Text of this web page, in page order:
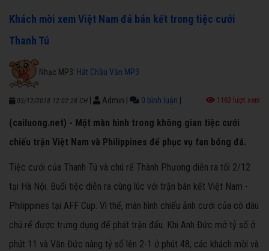
Khách mời xem Việt Nam đá bán kết trong tiệc cưới
Thanh Tú
Nhạc MP3: Hát Chầu Văn MP3
03/12/2018 12:02:28 CH Admin 0 bình luận 1163 lượt xem
(cailuong.net) - Một màn hình trong không gian tiệc cưới
chiếu trận Việt Nam và Philippines để phục vụ fan bóng đá.
Tiệc cưới của Thanh Tú và chú rể Thành Phương diễn ra tối 2/12
tại Hà Nội. Buổi tiệc diễn ra cùng lúc với trận bán kết Việt Nam -
Philippines tại AFF Cup. Vì thế, màn hình chiếu ảnh cưới của cô dâu
chú rể được trưng dụng để phát trận đấu. Khi Anh Đức mở tỷ số ở
phút 11 và Văn Đức nâng tỷ số lên 2-1 ở phút 48, các khách mời và